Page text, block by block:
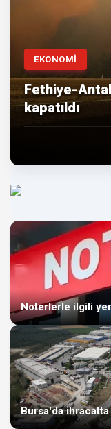
EKONOMİ
Fethiye-
kapatıldı
Noterlerle ilgili
Bursa'da